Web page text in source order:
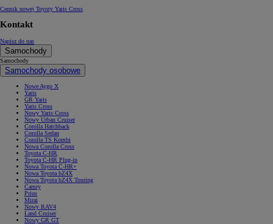
Cennik nowej Toyoty Yaris Cross
Kontakt
Napisz do nas
Samochody
Samochody
Samochody osobowe
Nowe Aygo X
Yaris
GR Yaris
Yaris Cross
Nowy Yaris Cross
Nowy Urban Cruiser
Corolla Hatchback
Corolla Sedan
Corolla TS Kombi
Nowa Corolla Cross
Toyota C-HR
Toyota C-HR Plug-in
Nowa Toyota C-HR+
Nowa Toyota bZ4X
Nowa Toyota bZ4X Touring
Camry
Prius
Mirai
Nowy RAV4
Land Cruiser
Nowy GR GT